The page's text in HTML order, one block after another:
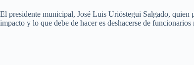
El presidente municipal, José Luis Urióstegui Salgado,
impacto y lo que debe de hacer es deshacerse de